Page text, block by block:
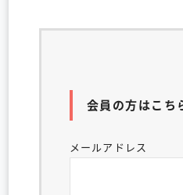
会員の方はこち
メールアドレス